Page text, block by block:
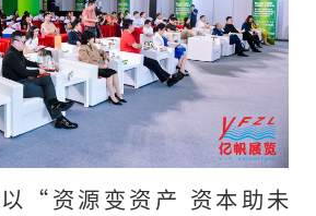
“资源变资产 资本助未